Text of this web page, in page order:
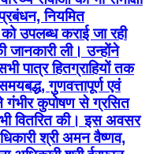
नियमित
उपलब्ध कराई जा रही
जानकारी ली। उन्होंने
पात्र हितग्राहियों तक
गुणवत्तापूर्ण एवं
गंभीर कुपोषण से ग्रसित
वितरित की। इस अवसर
श्री अमन वैष्णव,